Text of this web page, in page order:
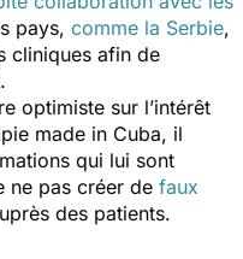
pays, comme la Serbie,
cliniques afin de
optimiste sur l’intérêt
made in Cuba, il
qui lui sont
ne pas créer de faux
des patients.